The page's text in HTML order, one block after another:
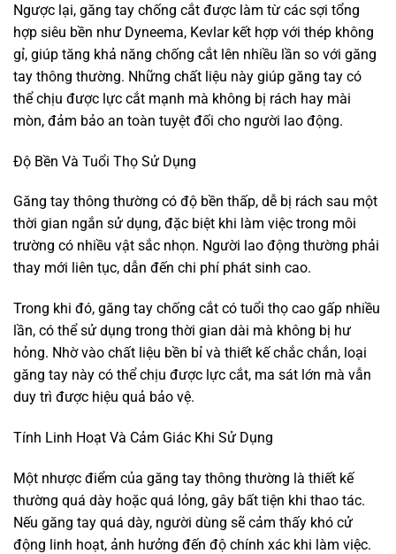
Ngược lại, găng tay chống cắt được làm từ các sợi tổng
hợp siêu bền như Dyneema, Kevlar kết hợp với thép không
gỉ, giúp tăng khả năng chống cắt lên nhiều lần so với găng
tay thông thường. Những chất liệu này giúp găng tay có
thể chịu được lực cắt mạnh mà không bị rách hay mài
mòn, đảm bảo an toàn tuyệt đối cho người lao động.
Độ Bền Và Tuổi Thọ Sử Dụng
Găng tay thông thường có độ bền thấp, dễ bị rách sau một
thời gian ngắn sử dụng, đặc biệt khi làm việc trong môi
trường có nhiều vật sắc nhọn. Người lao động thường phải
thay mới liên tục, dẫn đến chi phí phát sinh cao.
Trong khi đó, găng tay chống cắt có tuổi thọ cao gấp nhiều
lần, có thể sử dụng trong thời gian dài mà không bị hư
hỏng. Nhờ vào chất liệu bền bỉ và thiết kế chắc chắn, loại
găng tay này có thể chịu được lực cắt, ma sát lớn mà vẫn
duy trì được hiệu quả bảo vệ.
Tính Linh Hoạt Và Cảm Giác Khi Sử Dụng
Một nhược điểm của găng tay thông thường là thiết kế
thường quá dày hoặc quá lỏng, gây bất tiện khi thao tác.
Nếu găng tay quá dày, người dùng sẽ cảm thấy khó cử
động linh hoạt, ảnh hưởng đến độ chính xác khi làm việc.